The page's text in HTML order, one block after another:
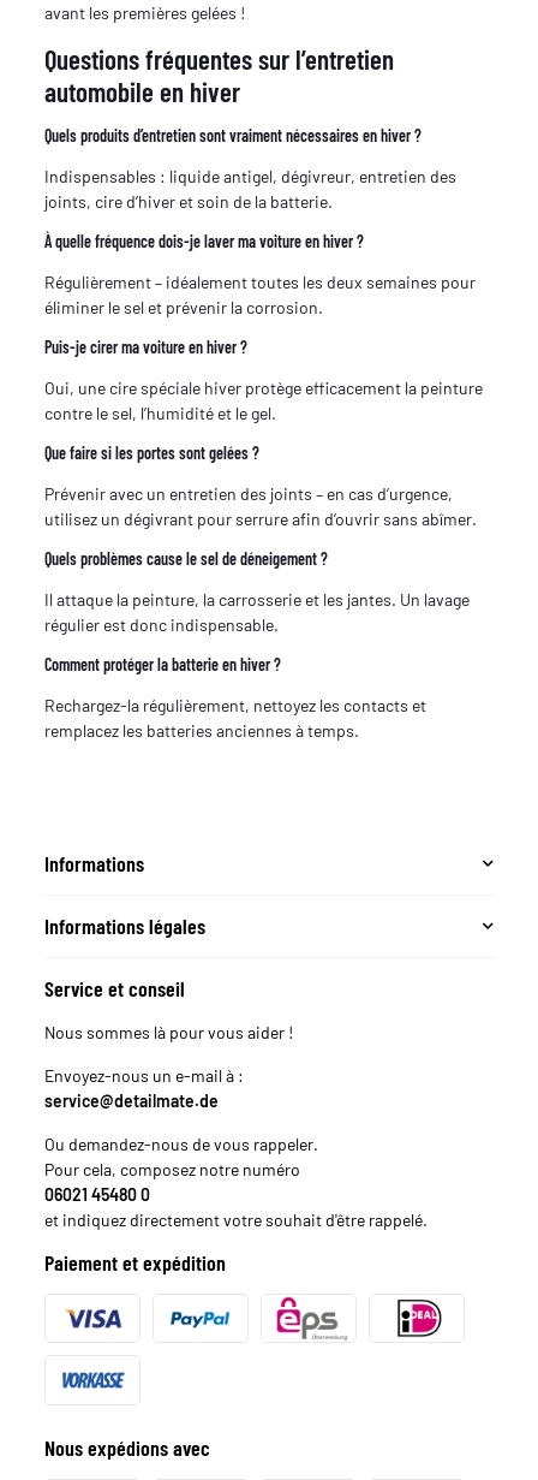
avant les premières gelées !
Questions fréquentes sur l’entretien
automobile en hiver
Quels produits d’entretien sont vraiment nécessaires en hiver ?
Indispensables : liquide antigel, dégivreur, entretien des
joints, cire d’hiver et soin de la batterie.
À quelle fréquence dois-je laver ma voiture en hiver ?
Régulièrement – idéalement toutes les deux semaines pour
éliminer le sel et prévenir la corrosion.
Puis-je cirer ma voiture en hiver ?
Oui, une cire spéciale hiver protège efficacement la peinture
contre le sel, l’humidité et le gel.
Que faire si les portes sont gelées ?
Prévenir avec un entretien des joints – en cas d’urgence,
utilisez un dégivrant pour serrure afin d’ouvrir sans abîmer.
Quels problèmes cause le sel de déneigement ?
Il attaque la peinture, la carrosserie et les jantes. Un lavage
régulier est donc indispensable.
Comment protéger la batterie en hiver ?
Rechargez-la régulièrement, nettoyez les contacts et
remplacez les batteries anciennes à temps.
Informations
Informations légales
Service et conseil
Nous sommes là pour vous aider !
Envoyez-nous un e-mail à :
service@detailmate.de
Ou demandez-nous de vous rappeler.
Pour cela, composez notre numéro
06021 45480 0
et indiquez directement votre souhait d'être rappelé.
Paiement et expédition
Nous expédions avec